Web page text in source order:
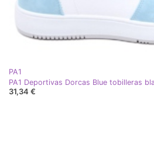
PA1
PA1 Deportivas Dorcas Blue tobilleras
31,34 €